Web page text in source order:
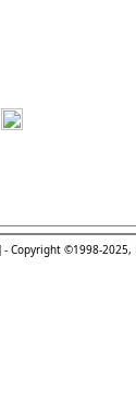
Copyright ©1998-2025,